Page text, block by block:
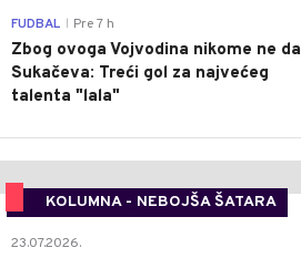
FUDBAL Pre 7 h
Zbog ovoga Vojvodina nikome ne da
Sukačeva: Treći gol za najvećeg
talenta "lala"
KOLUMNA - NEBOJŠA ŠATARA
23.07.2026.